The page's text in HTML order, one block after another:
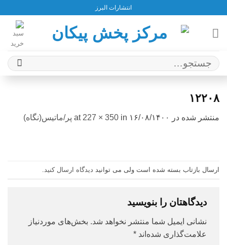
content
انتشارات البرز
جستجو
برای:
۱۲۲۰۸
منتشر شده در ۱۶/۰۸/۱۴۰۰ 227 × 350 in پر/ماتیس(نگاه)
ارسال بازتاب بسته شده است ولی می توانید دیدگاه ارسال کنید
دیدگاهتان را بنویسید
نشانی ایمیل شما منتشر نخواهد شد. بخش‌های موردنیاز
علامت‌گذاری شده‌اند *